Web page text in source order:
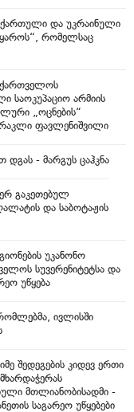
ქართული და უკრაინული
რომელსაც
საოკუპაციო არმიის
„ოცნების“
ფავლენიშვილი
- მარგუს ცაჰკნა
გაკეთებულ
და საბოტაჟის
უკანონო
სუვერენიტეტსა და
უწყება
ივლისში
შედეგების კიდევ ერთი
მთლიანობისადმი -
საგარეო უწყებები